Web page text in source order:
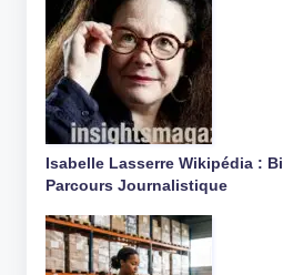
Isabelle Lasserre Wikipédia :
Parcours Journalistique